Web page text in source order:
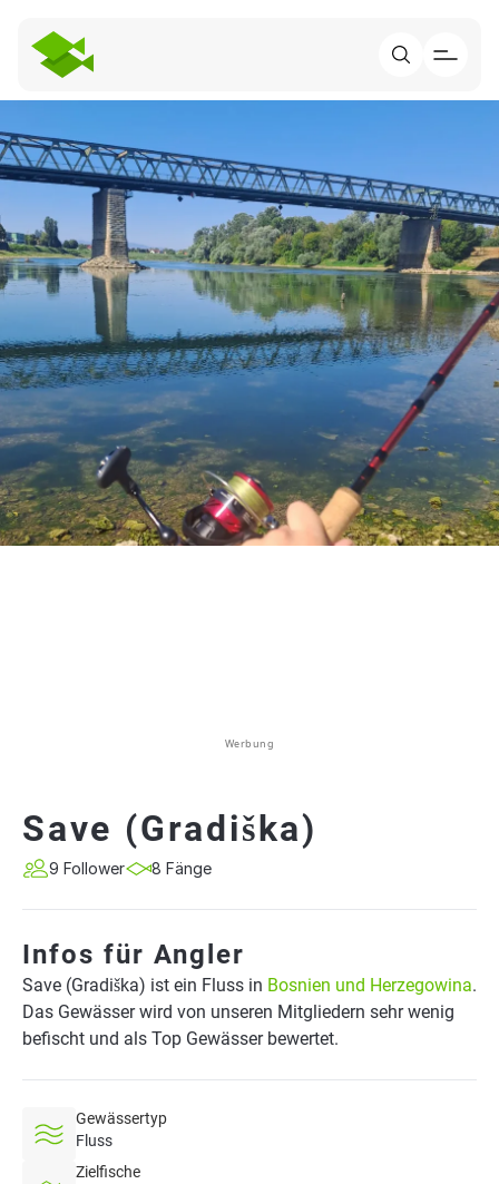
Werbung
Save (Gradiška)
9 Follower 8 Fänge
Infos für Angler
Save (Gradiška) ist ein Fluss in Bosnien und Herzegowina.
Das Gewässer wird von unseren Mitgliedern sehr wenig
befischt und als Top Gewässer bewertet.
Gewässertyp
Fluss
Zielfische